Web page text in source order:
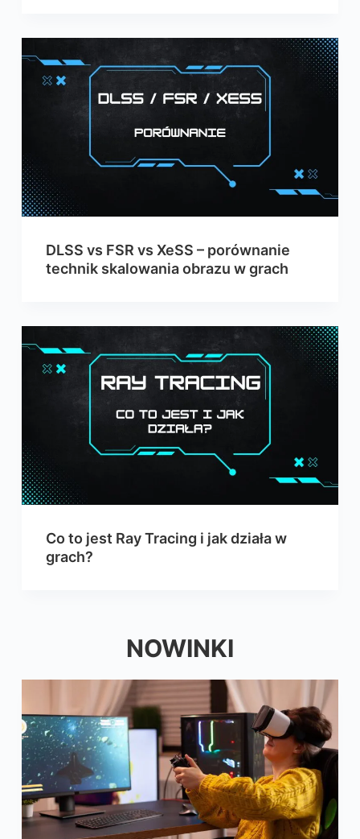
DLSS vs FSR vs XeSS – porównanie
technik skalowania obrazu w grach
Co to jest Ray Tracing i jak działa w
grach?
NOWINKI